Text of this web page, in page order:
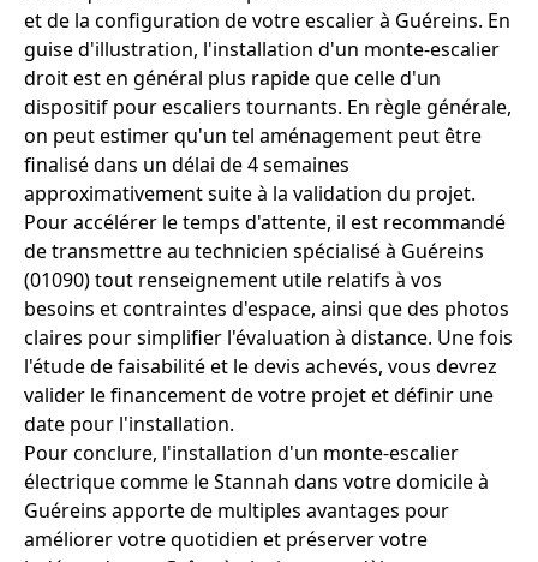
et de la configuration de votre escalier à Guéreins. En
guise d'illustration, l'installation d'un monte-escalier
droit est en général plus rapide que celle d'un
dispositif pour escaliers tournants. En règle générale,
on peut estimer qu'un tel aménagement peut être
finalisé dans un délai de 4 semaines
approximativement suite à la validation du projet.
Pour accélérer le temps d'attente, il est recommandé
de transmettre au technicien spécialisé à Guéreins
(01090) tout renseignement utile relatifs à vos
besoins et contraintes d'espace, ainsi que des photos
claires pour simplifier l'évaluation à distance. Une fois
l'étude de faisabilité et le devis achevés, vous devrez
valider le financement de votre projet et définir une
date pour l'installation.
Pour conclure, l'installation d'un monte-escalier
électrique comme le Stannah dans votre domicile à
Guéreins apporte de multiples avantages pour
améliorer votre quotidien et préserver votre